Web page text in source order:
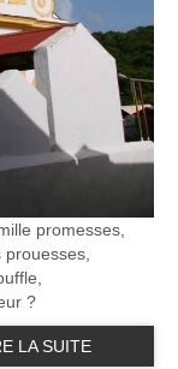
promesses,
?
LA SUITE